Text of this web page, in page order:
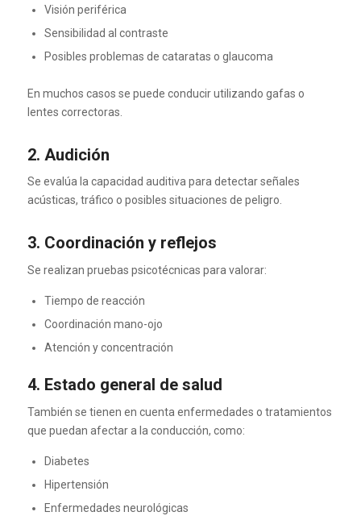
Visión periférica
Sensibilidad al contraste
Posibles problemas de cataratas o glaucoma
En muchos casos se puede conducir utilizando gafas o
lentes correctoras.
2. Audición
Se evalúa la capacidad auditiva para detectar señales
acústicas, tráfico o posibles situaciones de peligro.
3. Coordinación y reflejos
Se realizan pruebas psicotécnicas para valorar:
Tiempo de reacción
Coordinación mano-ojo
Atención y concentración
4. Estado general de salud
También se tienen en cuenta enfermedades o tratamientos
que puedan afectar a la conducción, como:
Diabetes
Hipertensión
Enfermedades neurológicas